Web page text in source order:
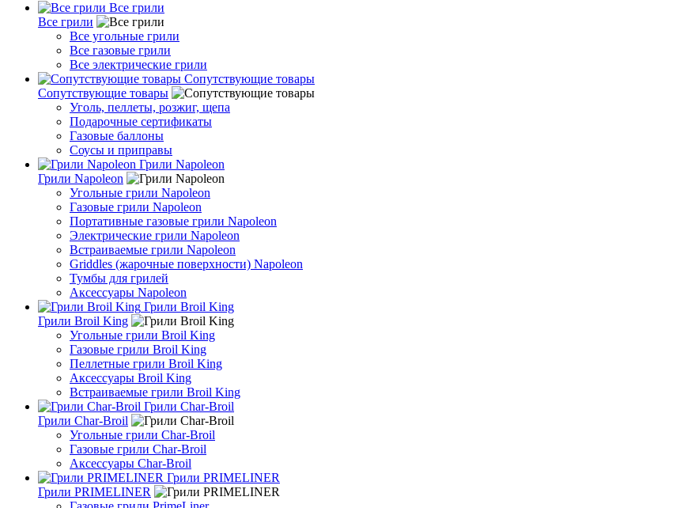
Все грили
Все грили
Все угольные грили
Все газовые грили
Все электрические грили
Сопутствующие товары
Сопутствующие товары
Уголь, пеллеты, розжиг, щепа
Подарочные сертификаты
Газовые баллоны
Соусы и приправы
Грили Napoleon
Грили Napoleon
Угольные грили Napoleon
Газовые грили Napoleon
Портативные газовые грили Napoleon
Электрические грили Napoleon
Встраиваемые грили Napoleon
Griddles (жарочные поверхности) Napoleon
Тумбы для грилей
Аксессуары Napoleon
Грили Broil King
Грили Broil King
Угольные грили Broil King
Газовые грили Broil King
Пеллетные грили Broil King
Аксессуары Broil King
Встраиваемые грили Broil King
Грили Char-Broil
Грили Char-Broil
Угольные грили Char-Broil
Газовые грили Char-Broil
Аксессуары Char-Broil
Грили PRIMELINER
Грили PRIMELINER